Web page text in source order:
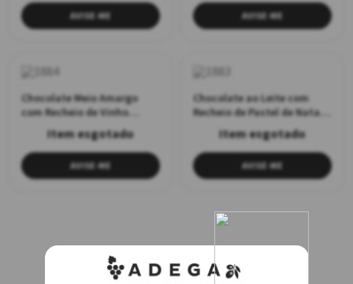
AVISE-ME AVISE-ME
Chocolate Meio Amargo
com Recheio de Vinho
Moscatel 90g
AVISE-ME
Chocolate ao Leite com
Recheio de Pastel de Nata
AVISE-ME